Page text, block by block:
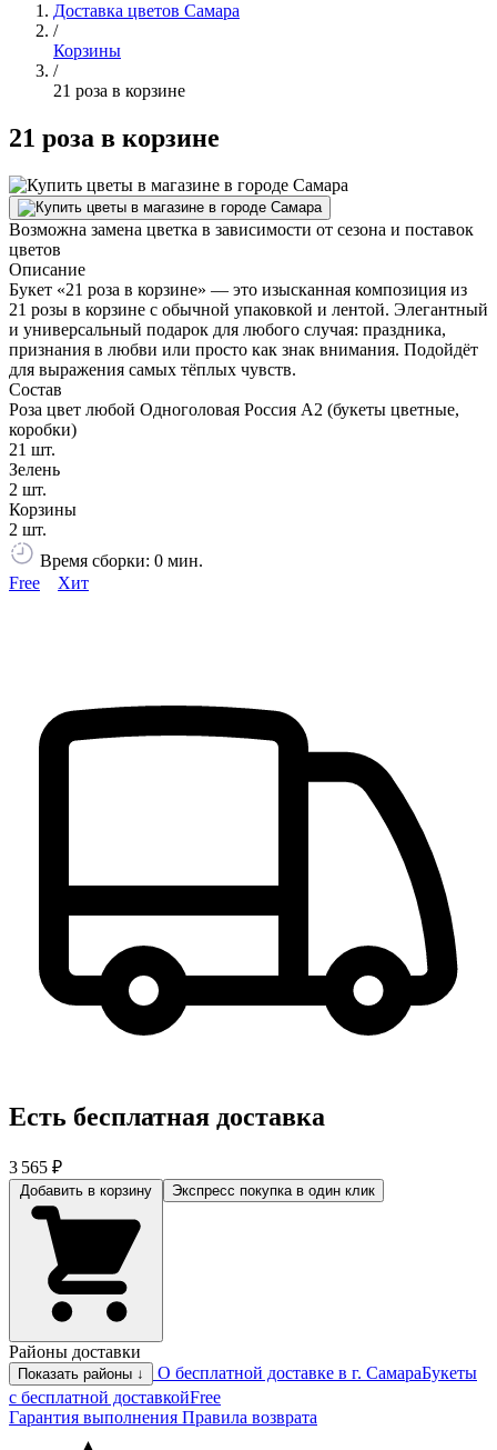
Доставка цветов Самара
/
Корзины
/
21 роза в корзине
21 роза в корзине
Возможна замена цветка в зависимости от сезона и поставок
цветов
Описание
Букет «21 роза в корзине» — это изысканная композиция из
21 розы в корзине с обычной упаковкой и лентой. Элегантный
и универсальный подарок для любого случая: праздника,
признания в любви или просто как знак внимания. Подойдёт
для выражения самых тёплых чувств.
Состав
Роза цвет любой Одноголовая Россия А2 (букеты цветные,
коробки)
21 шт.
Зелень
2 шт.
Корзины
2 шт.
Время сборки: 0 мин.
Free
Хит
Есть бесплатная доставка
3 565 ₽
Экспресс покупка в один клик
Районы доставки
Показать районы ↓ О бесплатной доставке в г. СамараБукеты
с бесплатной доставкойFree
Гарантия выполнения Правила возврата